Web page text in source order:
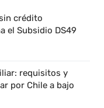
crédito
el Subsidio DS49
requisitos y
por Chile a bajo